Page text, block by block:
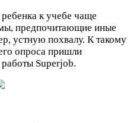
к учебе чаще
предпочитающие иные
устную похвалу. К такому
опроса пришли
работы Suрerjob.